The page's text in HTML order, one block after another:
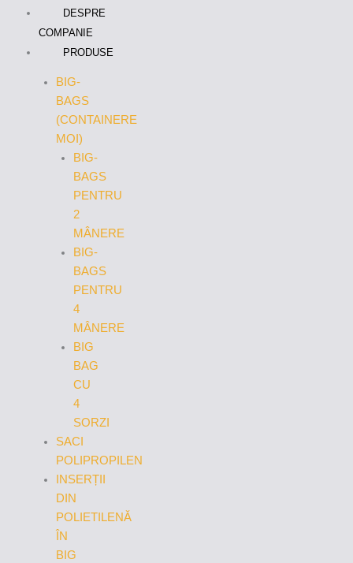
DESPRE
COMPANIE
PRODUSE
BIG-
BAGS
(CONTAINERE
MOI)
BIG-
BAGS
PENTRU
2
MÂNERE
BIG-
BAGS
PENTRU
4
MÂNERE
BIG
BAG
CU
4
SORZI
SACI
POLIPROPILEN
INSERȚII
DIN
POLIETILENĂ
ÎN
BIG